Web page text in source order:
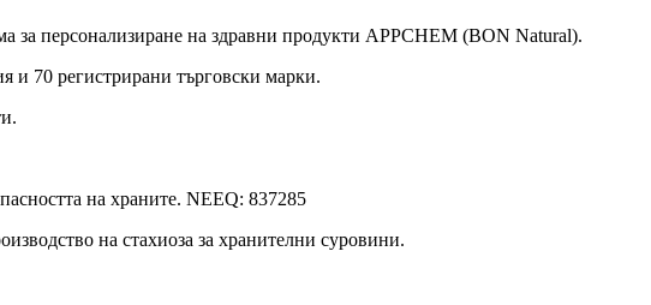
за персонализиране на здравни продукти APPCHEM (BON Natural).
и 70 регистрирани търговски марки.
на храните. NEEQ: 837285
на стахиоза за хранителни суровини.